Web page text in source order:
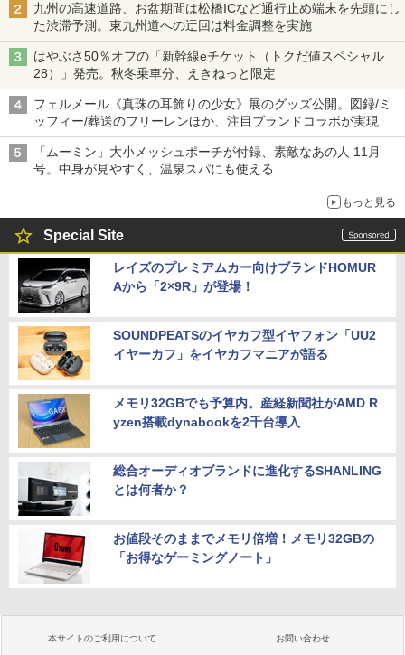
九州の高速道路、お盆期間は松橋ICなど通行止め端末を先頭にし
た渋滞予測。東九州道への迂回は料金調整を実施
はやぶさ50％オフの「新幹線eチケット（トクだ値スペシャル
28）」発売。秋冬乗車分、えきねっと限定
フェルメール《真珠の耳飾りの少女》展のグッズ公開。図録/ミ
ッフィー/葬送のフリーレンほか、注目ブランドコラボが実現
「ムーミン」大小メッシュポーチが付録、素敵なあの人 11月
号。中身が見やすく、温泉スパにも使える
もっと見る
Special Site
レイズのプレミアムカー向けブランドHOMUR
Aから「2×9R」が登場！
SOUNDPEATSのイヤカフ型イヤフォン「UU2
イヤーカフ」をイヤカフマニアが語る
メモリ32GBでも予算内。産経新聞社がAMD R
yzen搭載dynabookを2千台導入
総合オーディオブランドに進化するSHANLING
とは何者か？
お値段そのままでメモリ倍増！メモリ32GBの
「お得なゲーミングノート」
本サイトのご利用について お問い合わせ